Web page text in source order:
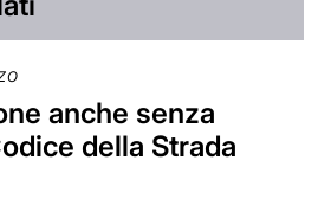
anche senza
della Strada